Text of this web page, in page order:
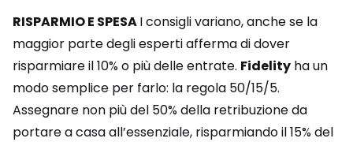
RISPARMIO E SPESAI consigli variano, anche se la
maggior parte degli esperti afferma di dover
risparmiare il 10% o più delle entrate. Fidelity ha un
modo semplice per farlo: la regola 50/15/5.
Assegnare non più del 50% della retribuzione da
portare a casa all’essenziale, risparmiando il 15% del